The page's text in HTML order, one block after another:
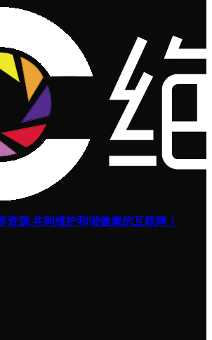
资源,共同维护和谐健康的互联网！